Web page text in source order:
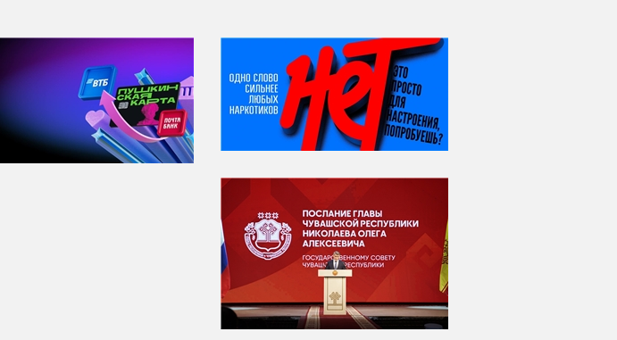
НИ ДНЯ БЕЗ ДАТЫ...
07 августа
Я встретил вас – и
всё былое...